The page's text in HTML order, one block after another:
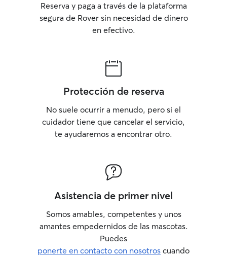
Reserva y paga a través de la plataforma
segura de Rover sin necesidad de dinero
en efectivo.
Protección de reserva
No suele ocurrir a menudo, pero si el
cuidador tiene que cancelar el servicio,
te ayudaremos a encontrar otro.
Asistencia de primer nivel
Somos amables, competentes y unos
amantes empedernidos de las mascotas.
Puedes
ponerte en contacto con nosotros cuando